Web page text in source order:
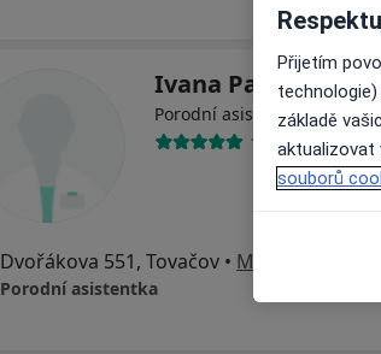
Ivana Pavlíková
Porodní asistentka
1 názor
Dvořákova 551, Tovačov • Mapa
Porodní asistentka
Přijetím
základě
aktualizovat
souborů